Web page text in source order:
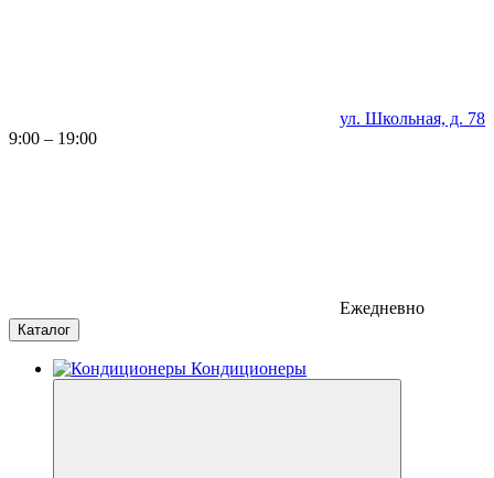
ул. Школьная, д. 78
9:00 – 19:00
Ежедневно
Каталог
Кондиционеры